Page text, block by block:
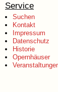
Service
Suchen
Kontakt
Impressum
Datenschutz
Historie
Opernhäuser